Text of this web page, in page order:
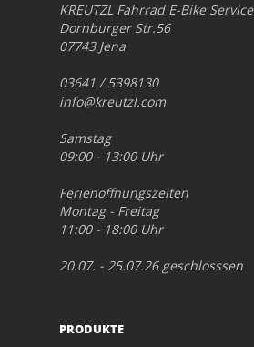
KREUTZL Fahrrad E-Bike Service
Dornburger Str.56
07743 Jena
03641 / 5398130
info@kreutzl.com
Samstag
09:00 - 13:00 Uhr
Ferienöffnungszeiten
Montag - Freitag
11:00 - 18:00 Uhr
20.07. - 25.07.26 geschlosssen
PRODUKTE